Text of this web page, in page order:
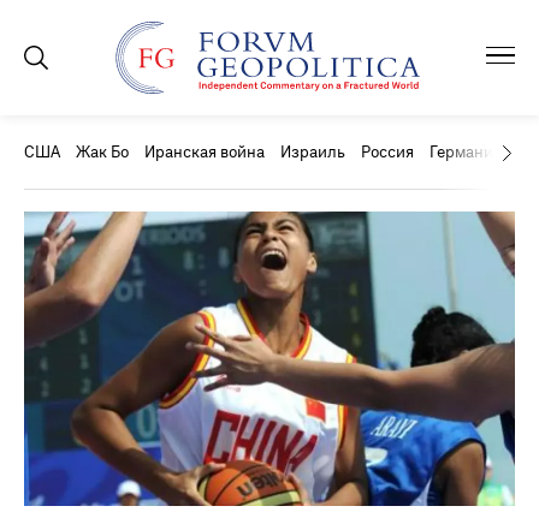
США Жак Бо Иранская война Израиль Россия Германия